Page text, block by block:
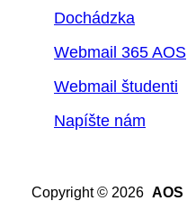
Dochádzka
Webmail 365 AOS
Webmail študenti
Napíšte nám
Copyright © 2026 AOS